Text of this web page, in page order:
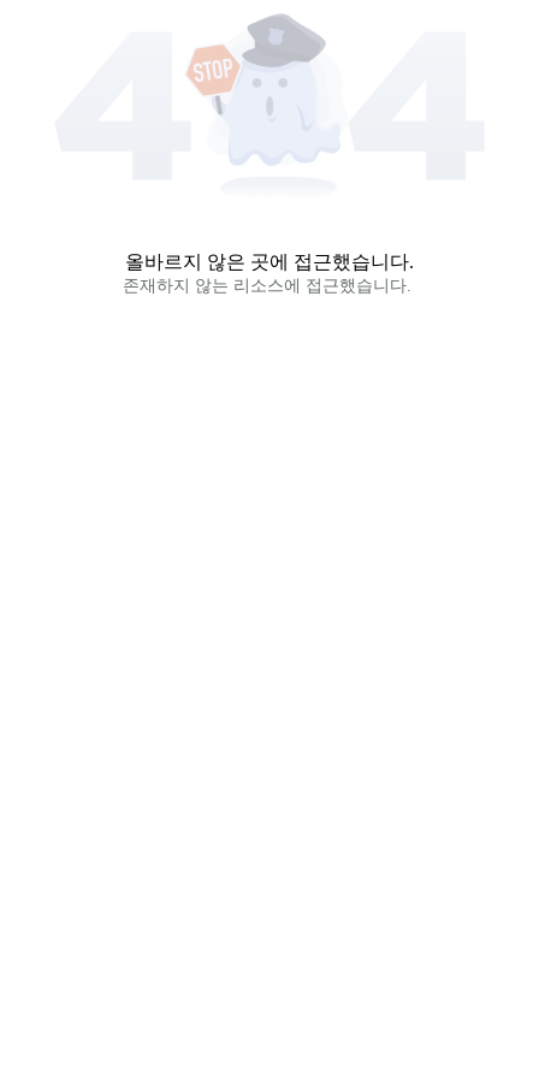
올바르지 않은 곳에 접근했습니다.
존재하지 않는 리소스에 접근했습니다.